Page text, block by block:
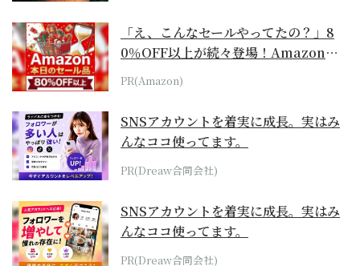
「え、こんなセールやってたの？」8
0％OFF以上が続々登場！Amazonの
本気が...
PR(Amazon)
SNSアカウントを着実に成長。実はみ
んなココ使ってます。
PR(Dreaw合同会社)
SNSアカウントを着実に成長。実はみ
んなココ使ってます。
PR(Dreaw合同会社)